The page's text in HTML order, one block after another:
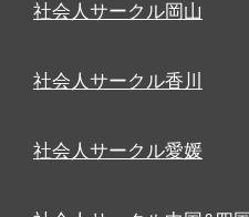
社会人サークル岡山
社会人サークル香川
社会人サークル愛媛